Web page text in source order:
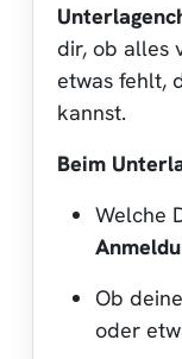
dir, ob alles
etwas fehlt,
kannst.
Beim
Welche
Ob
oder